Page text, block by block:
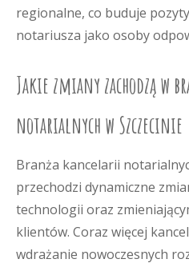
regionalne, co buduje
notariusza jako osoby
Jakie zmiany zachodzą w
notarialnych w Szczecinie
Branża kancelarii
przechodzi dynamiczne
technologii oraz
klientów. Coraz więcej
wdrażanie nowoczesnych